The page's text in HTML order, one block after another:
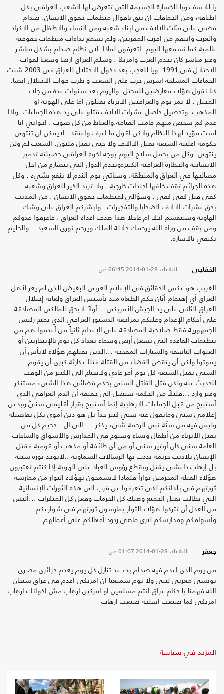
يا للاسف ويا للخسارة الجسيمة التي تتعرض لها الشعب العراقي بكل
اطيافه، ومن الحماقات ان نثق باقوال منظمات حقوق الانسان. صدام
قضى على مئات الالاف من ابناء شعبه ومن النساء والاطفال من الاكراد
والعرب وانتقم من اقرب المقربين، ولم نسمع نداءات منظمات حقوقية
عالمية كما نسمعها اليوم. اتعرفون لماذا. لان نظام صدام بشكل مباشر
وغير مباشر كان يخدم الغرب وامريكا . وسلم العراق ارضا وشعبا لقوات
الاحتلال في 1991. ويا للعجب بعد دخول الاحتلال للعراق في 2003 شنت
الجماعات المسلحة اشرس حرب على الشعب و ظرب قوات الاحتلال ايضا.
كنا نقول هؤلاء معارضين للمحتل. واليوم بعد سنوات عدة من جلاء
المحتل . لا يمر يوم والعراقيين الابرياء يقتلون اما على الهوية او
المذهب. وتحصيل حاصل عشرات الالاف قتلو على يد هذه الجماعات. واذا
عدم كم شخص منهم قامت القيامة.والعياط من كل صوب . اخواني انا
لست مؤيد لهذا النظام ولاكن اقول ما اعرف واعتقد . لايمكن ان تنتهي
حكومة اغلبية الشيعة بقتل الاالاف ولا حتى بقتل مليون. الشعب لم ولن
ينتهي. وكل من يحمل سلاح اليوم بوجه اخوه العراقي حصيلته تدمير
الانسانية والحظارة العراقية الكبيرةويخدم الدول التي تتصارع من اجل
مصالحها في العراق والمنطقة. وسياتي يوم الندم لا ينفع بشيء . وكل
هذه الجرائم تقف خلفها اجندات خارجية . ولا تريد الخير للعراق وشعبه.
كفى قتل كفى كفى . وسؤالي لمنظمات حقوق الانسان . من المذنب
بحق عشرات الالاف الضحايا والتفجيرات . وابشركم العراق على وشك
الهاوية وسينقسم اجلا ام عاجلا هذا هدف اعداء العراق . فاعرفوا عدوكم
ومن يقف من وراه.الله يرحمك جلالة الملك ويرحم نوري السعيد. . والحليم
يكتفي بالاشارة.
الخفاجي الثلاثاء، 28-01-2014 06:45 ص
الغريب هو عكس الحقائق في الإعلام العربي البغيض الذي لم يعر لأهل
العراق أي إهتمام أبّان حكم الطغاة منذ تأسيس العراق ولغاية إحتلال
العراق الثاني على يد الجيش الأمريكي ...أولاً لايحق للمالكي المصادقة
على أحكام الإعدام وعليكم بمراجعة الدستور العراقي الذي يمنح رئيس
الجمهورية فقط صلاحية المصادقة على الإعدام ثانياً من أعدموا هم من
تنظيمات القاعدة التي تشعل أرض وسماء بغداد كل يوم بالإنتحاريين أو
العبوات الناسفة والسيارات المفخخة ...الذين يقتلهم هؤلاء لابأس أن
يموتوا ولكن أن يتقص القضاء من القتلة فتلك كارثة كبرى أن يقوم
السني بقتل الشيعة كل يوم أمر عادي ولايحتاج الى الكثير من الوقت
للحديث عنه ولكن قتل القاتل السني بحكم قضائي هذا الشيء مستنكر
وغير وارد ...قليلاً من الحكمة سنصل الى حقيقة أن الدم العراقي الذي
أستبيح من قبل الجماعات الإرهابية إنما أستبيح بقرار أقليمي سنيّ وبدعن
إعلامي سني ومانقول عنه سني كثير جداً بل هو دين أموي بكل تفاصيله
وليس فيه من سنّة نبي الرحمة شيء يذكر ....الى ال ..جحيم كل من
يقتل الأبرياء من أطفال ونساء وشيوخ في المدارس والأسواق والساحات
العامة سني كان أوغير سني أو من أي طائفة أو مذهب أو قومية فقتل
الإنسان بلاذنب جريمة نددت بها الرسالات السماوية ..لاتوجد ثورة سنية
بل إرهاب داعشي يقتل ويقطع رؤوس العباد على الهوية إذا كنتم تعتبرون
هؤلاء القتلة المجرمين ثواراً فلماذا لاتسمحون بهؤلاء الثوار من ممارسة
ثورتهم في بلدانكم لكي تتعرفوا عن قرب الى هذه الثورات الإنسانية
التي تطالب بقتل الجميع وهتك كل الحرمات وفعل كل المنكرات ...أليس
من العدل أن تتركوا هؤلاء الثوار يمارسون ثورتهم في شوارعكم
وأسواقكم ومدارسكم لنرى ماهي ردود أفعالكم على أعمالهم ....
جعفر الثلاثاء، 28-01-2014 01:07 ص
من يوم الدى اعدم فيه صدام بدء عد تنازل كل يوم يعدم جزائرى مصرى
تونسى مغربى ليبى ولا يوم سميعنا ان امريكى اعدم فى عراق سبحان
الله فهمنا يا حكام عراق انتم مسلمين او امركين ارهاب مش اخوانك ارهاب
امريكى كما صنعت اسلحة صنعت ارهاب
المزيد في سياسة